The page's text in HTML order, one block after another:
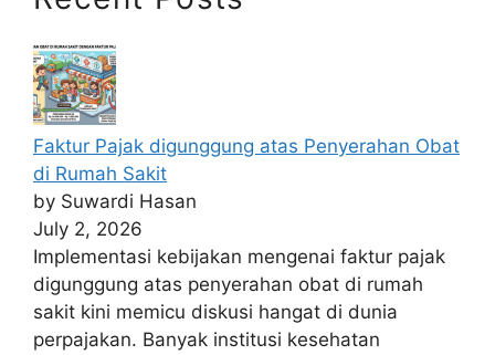
Faktur Pajak digunggung atas Penyerahan Obat
di Rumah Sakit
by Suwardi Hasan
July 2, 2026
Implementasi kebijakan mengenai faktur pajak
digunggung atas penyerahan obat di rumah
sakit kini memicu diskusi hangat di dunia
perpajakan. Banyak institusi kesehatan